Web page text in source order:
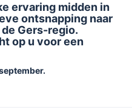
ervaring midden in
ontsnapping naar
Gers-regio.
op u voor een